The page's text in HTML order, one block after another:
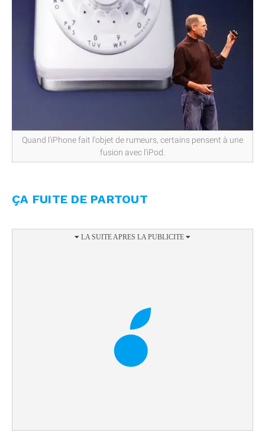
Quand l'iPhone fait l'objet de rumeurs, certains pensent à une
fusion avec l'iPod.
ÇA FUITE DE PARTOUT